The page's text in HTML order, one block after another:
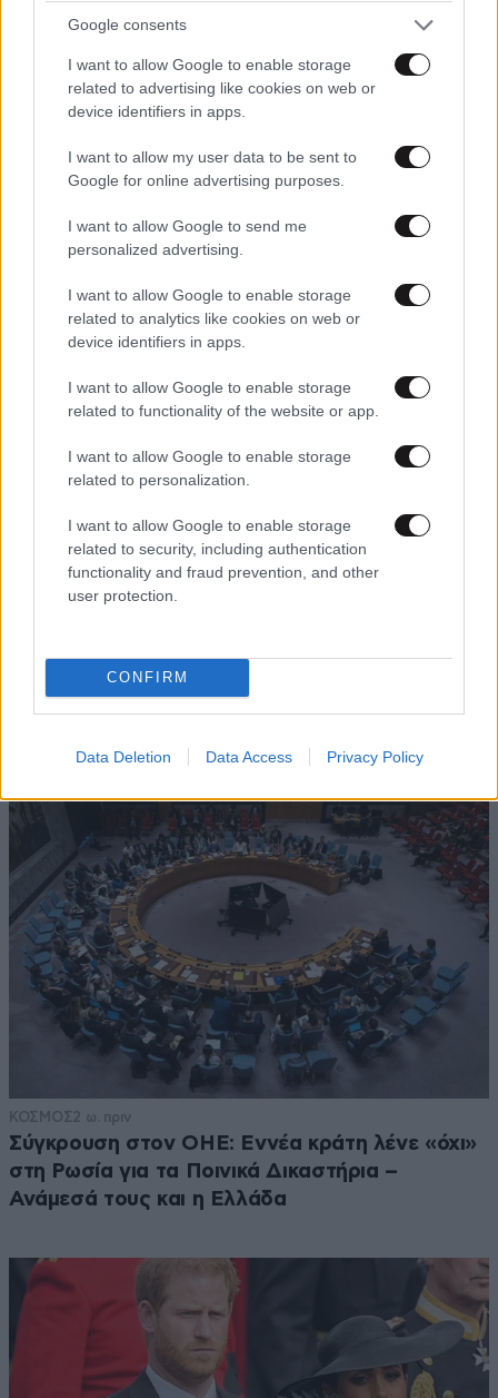
Google consents
I want to allow Google to enable storage
related to advertising like cookies on web or
device identifiers in apps.
I want to allow my user data to be sent to
Google for online advertising purposes.
I want to allow Google to send me
personalized advertising.
I want to allow Google to enable storage
related to analytics like cookies on web or
device identifiers in apps.
I want to allow Google to enable storage
related to functionality of the website or app.
I want to allow Google to enable storage
related to personalization.
I want to allow Google to enable storage
related to security, including authentication
functionality and fraud prevention, and other
user protection.
CONFIRM
Data Deletion Data Access Privacy Policy
Χρίστος Κούγιας – Η αυστηρή ανακοίνωση για
την προσωπική του ζωή: «Δεν αποτελεί
2 ω. πριν
Αθηνά Οικονομάκου από τα Μπόρα Μπόρα:
πρόβλημα υγείας
ΚΟΣΜΟΣ2 ω. πριν
Σύγκρουση στον ΟΗΕ: Εννέα κράτη λένε «όχι»
στη Ρωσία για τα Ποινικά Δικαστήρια –
Ανάμεσά τους και η Ελλάδα